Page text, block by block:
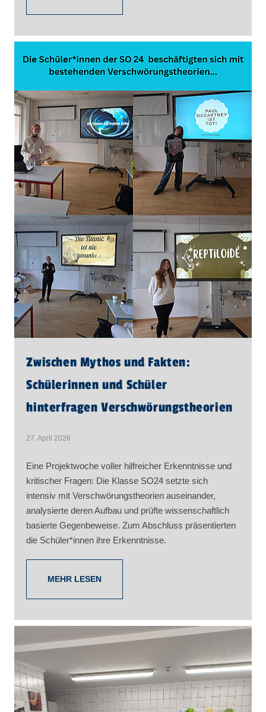
Zwischen Mythos und Fakten:
Schülerinnen und Schüler
hinterfragen Verschwörungstheorien
27. April 2026
Eine Projektwoche voller hilfreicher Erkenntnisse und
kritischer Fragen: Die Klasse SO24 setzte sich
intensiv mit Verschwörungstheorien auseinander,
analysierte deren Aufbau und prüfte wissenschaftlich
basierte Gegenbeweise. Zum Abschluss präsentierten
die Schüler*innen ihre Erkenntnisse.
MEHR LESEN